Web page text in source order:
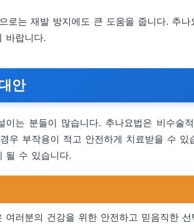
로는 재발 방지에도 큰 도움을 줍니다. 추
바랍니다.
안
는 분들이 많습니다. 추나요법은 비수술
우 부작용이 적고 안전하게 치료받을 수 있
될 수 있습니다.
러분의 건강을 위한 안전하고 믿음직한